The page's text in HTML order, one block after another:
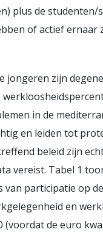
plus de studenten/
of actief ernaar
jongeren zijn
in de
en leiden tot
beleid zijn
vereist. Tabel 1
van participatie op de
en
(voordat de euro